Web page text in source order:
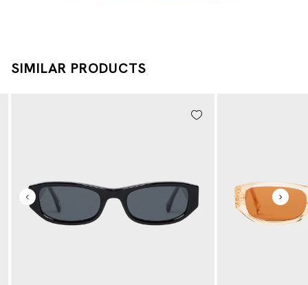
SIMILAR PRODUCTS